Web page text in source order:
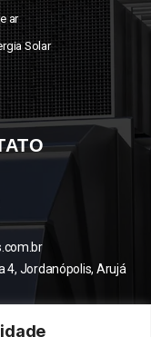
ar
Solar
4, Jordanópolis, Arujá